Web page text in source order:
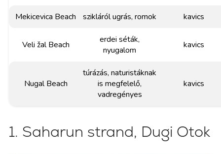
Mekicevica Beach szikláról ugrás, romok kavics
Veli žal Beach
erdei séták,
nyugalom
kavics
Nugal Beach
túrázás, naturistáknak
is megfelelő,
vadregényes
kavics
1. Saharun strand, Dugi Otok